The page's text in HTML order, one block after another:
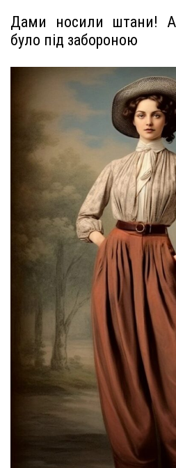
Дами носили штани!
було під забороною